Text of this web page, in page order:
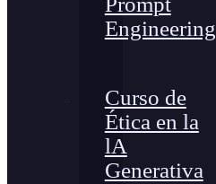
Engineering
Curso de
Ética en la
lA
Generativa